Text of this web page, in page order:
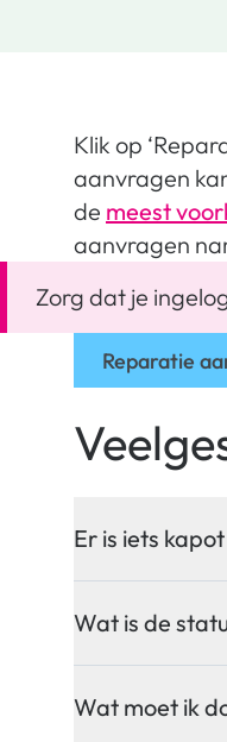
Klik op
aanvragen
de meest
aanvragen
Zorg dat je
Reparatie
Er is iets
Wat is de
Wat moet ik